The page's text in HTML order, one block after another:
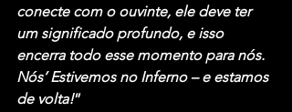
conecte com o ouvinte, ele deve ter
um significado profundo, e isso
encerra todo esse momento para nós.
Nós’ Estivemos no Inferno – e estamos
de volta!”